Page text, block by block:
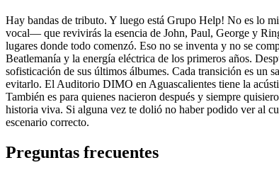
Hay bandas de tributo. Y luego está Grupo Help! No es lo
vocal— que revivirás la esencia de John, Paul, George y
lugares donde todo comenzó. Eso no se inventa y no se
Beatlemanía y la energía eléctrica de los primeros años.
sofisticación de sus últimos álbumes. Cada transición es un
evitarlo. El Auditorio DIMO en Aguascalientes tiene la
También es para quienes nacieron después y siempre
historia viva. Si alguna vez te dolió no haber podido ver al
escenario correcto.
Preguntas frecuentes